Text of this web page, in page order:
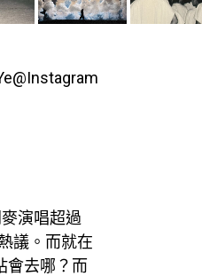
演唱超過
議。而就在
會去哪？而